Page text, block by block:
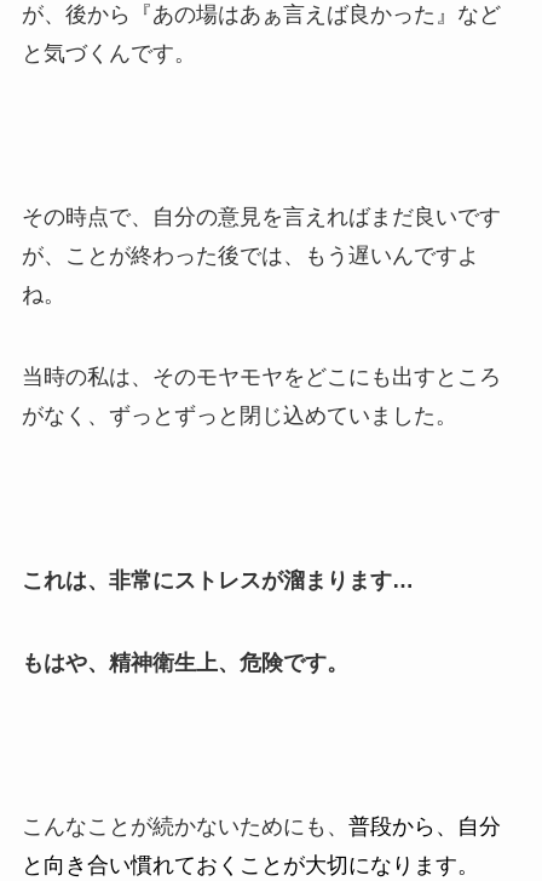
が、後から『あの場はあぁ言えば良かった』など
と気づくんです。
その時点で、自分の意見を言えればまだ良いです
が、ことが終わった後では、もう遅いんですよ
ね。
当時の私は、そのモヤモヤをどこにも出すところ
がなく、ずっとずっと閉じ込めていました。
これは、非常にストレスが溜まります…
もはや、精神衛生上、危険です。
こんなことが続かないためにも、 普段から、自分
と向き合い慣れておくことが大切になります。